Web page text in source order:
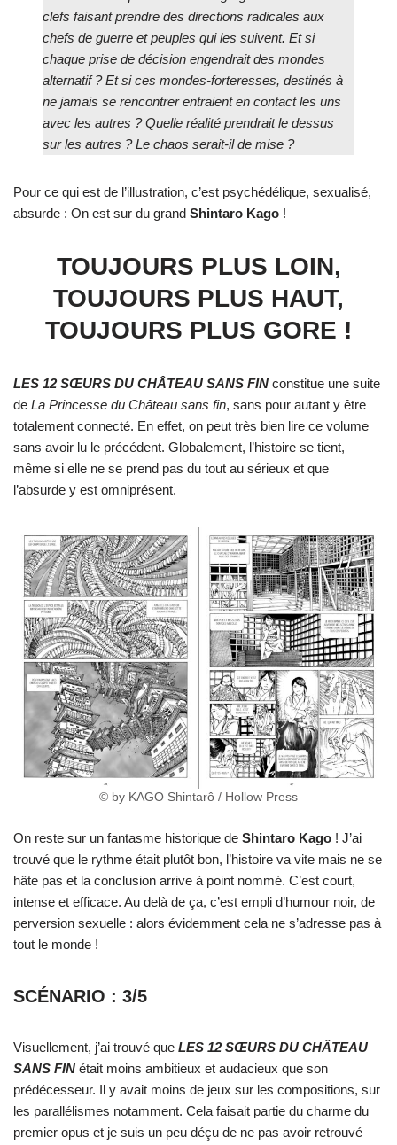
clefs faisant prendre des directions radicales aux
chefs de guerre et peuples qui les suivent. Et si
chaque prise de décision engendrait des mondes
alternatif ? Et si ces mondes-forteresses, destinés à
ne jamais se rencontrer entraient en contact les uns
avec les autres ? Quelle réalité prendrait le dessus
sur les autres ? Le chaos serait-il de mise ?
Pour ce qui est de l’illustration, c’est psychédélique, sexualisé,
absurde : On est sur du grand Shintaro Kago !
TOUJOURS PLUS LOIN,
TOUJOURS PLUS HAUT,
TOUJOURS PLUS GORE !
LES 12 SŒURS DU CHÂTEAU SANS FIN constitue une suite
de La Princesse du Château sans fin, sans pour autant y être
totalement connecté. En effet, on peut très bien lire ce volume
sans avoir lu le précédent. Globalement, l’histoire se tient,
même si elle ne se prend pas du tout au sérieux et que
l’absurde y est omniprésent.
© by KAGO Shintarô / Hollow Press
On reste sur un fantasme historique de Shintaro Kago ! J’ai
trouvé que le rythme était plutôt bon, l’histoire va vite mais ne se
hâte pas et la conclusion arrive à point nommé. C’est court,
intense et efficace. Au delà de ça, c’est empli d’humour noir, de
perversion sexuelle : alors évidemment cela ne s’adresse pas à
tout le monde !
SCÉNARIO : 3/5
Visuellement, j’ai trouvé que LES 12 SŒURS DU CHÂTEAU
SANS FIN était moins ambitieux et audacieux que son
prédécesseur. Il y avait moins de jeux sur les compositions, sur
les parallélismes notamment. Cela faisait partie du charme du
premier opus et je suis un peu déçu de ne pas avoir retrouvé